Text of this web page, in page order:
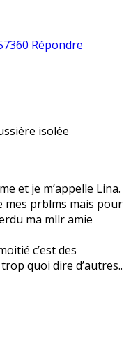
Répondre
isolée
et je m’appelle Lina.
mes prblms mais pour
ma mllr amie
c’est des
quoi dire d’autres..